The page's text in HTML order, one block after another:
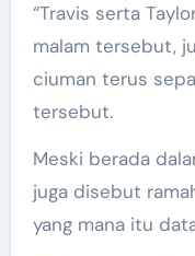
“Travis serta
malam tersebut,
ciuman terus
tersebut.
Meski berada
juga disebut
yang mana itu